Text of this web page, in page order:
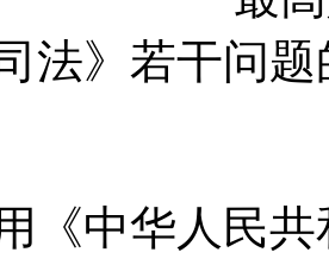
法》若干问
《中华人民